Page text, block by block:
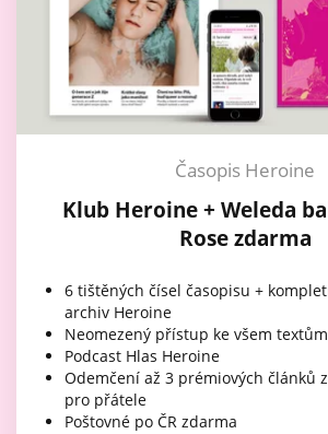
Časopis Heroine
Klub Heroine + Weleda
Rose zdarma
6 tištěných čísel časopisu +
archiv Heroine
Neomezený přístup ke všem
Podcast Hlas Heroine
Odemčení až 3 prémiových článků
pro přátele
Poštovné po ČR zdarma